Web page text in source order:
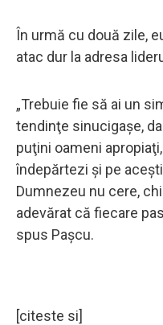
În urmă cu două zile,
atac dur la adresa
„Trebuie fie să ai un
tendinţe sinucigaşe,
puţini oameni
îndepărtezi şi pe
Dumnezeu nu cere,
adevărat că fiecare
spus Pașcu.
[citeste si]